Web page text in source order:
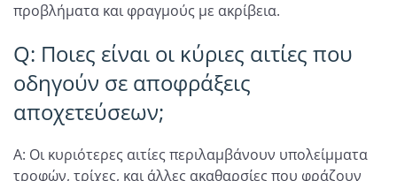
προβλήματα και φραγμούς με ακρίβεια.
Q: Ποιες είναι οι κύριες αιτίες που
οδηγούν σε αποφράξεις
αποχετεύσεων;
A: Οι κυριότερες αιτίες περιλαμβάνουν υπολείμματα
τροφών, τρίχες, και άλλες ακαθαρσίες που φράζουν